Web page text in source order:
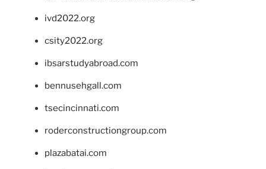
ivd2022.org
csity2022.org
ibsarstudyabroad.com
bennusehgall.com
tsecincinnati.com
roderconstructiongroup.com
plazabatai.com